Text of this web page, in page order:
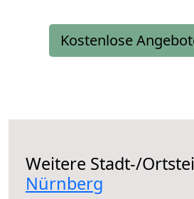
Kostenlose
Weitere Stadt-/
Nürnberg